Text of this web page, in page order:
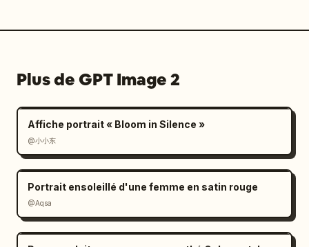
Plus de GPT Image 2
Affiche portrait « Bloom in Silence »
@小小东
Portrait ensoleillé d'une femme en satin rouge
@Aqsa